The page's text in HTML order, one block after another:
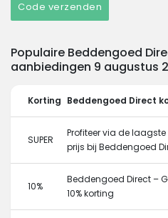
Code verzenden
Populaire Beddengoed
aanbiedingen 9 augustus
Korting Beddengoed Direct
SUPER
Profiteer via de
prijs bij Beddengoed
10%
Beddengoed Direct –
10% korting